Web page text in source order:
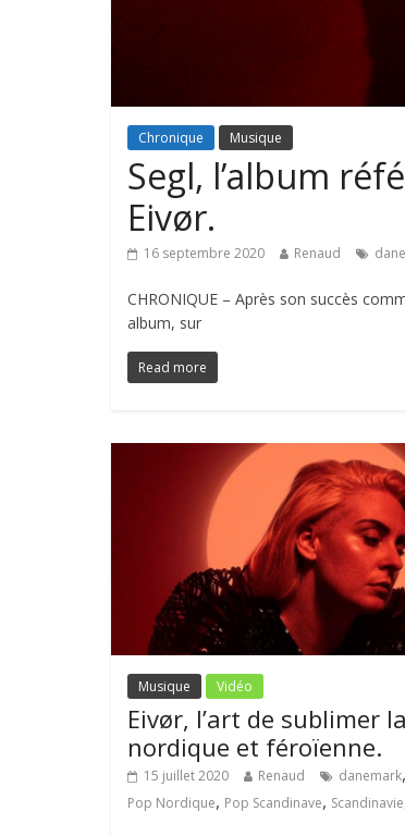
Chronique Musique
Segl, l’album
Eivør.
16 septembre 2020 Renaud
CHRONIQUE – Après son succès
album, sur
Read more
Musique Vidéo
Eivør, l’art de sublimer
nordique et féroïenne.
15 juillet 2020 Renaud danemark,
Pop Nordique, Pop Scandinave, Scandinavie